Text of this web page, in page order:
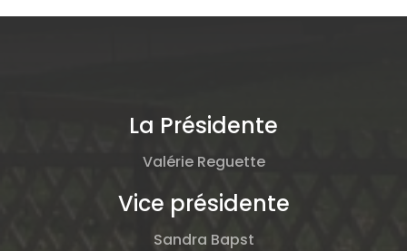
La Présidente
Valérie Reguette
Vice présidente
Sandra Bapst